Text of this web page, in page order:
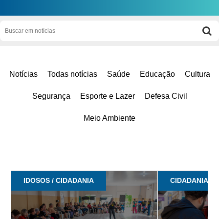
Notícias Todas notícias Saúde Educação Cultura
Segurança Esporte e Lazer Defesa Civil
Meio Ambiente
IDOSOS / CIDADANIA CIDADANIA